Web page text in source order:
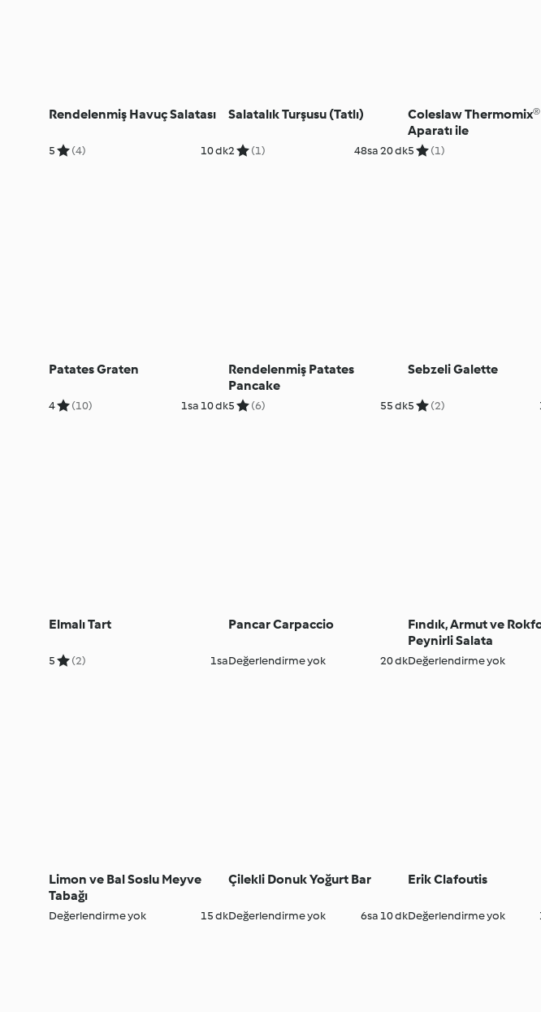
Rendelenmiş Havuç Salatası
5 (4) 10 dk
Salatalık Turşusu (Tatlı)
2 (1) 48sa 20 dk
Coleslaw
Aparatı ile
5 (1)
Patates Graten
4 (10) 1sa 10 dk
Rendelenmiş Patates
Pancake
5 (6) 55 dk
Sebzeli Galette
5 (2)
Elmalı Tart
5 (2) 1sa
Pancar Carpaccio
Değerlendirme yok 20 dk
Fındık, Armut ve
Peynirli Salata
Değerlendirme yok
Limon ve Bal Soslu Meyve
Tabağı
Değerlendirme yok 15 dk
Çilekli Donuk Yoğurt Bar
Değerlendirme yok 6sa 10 dk
Erik Clafoutis
Değerlendirme yok